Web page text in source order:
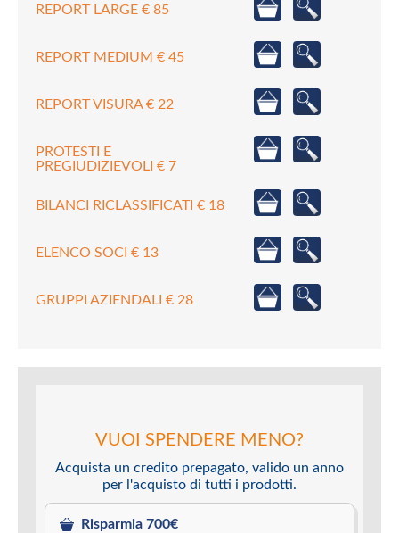
REPORT LARGE € 85
REPORT MEDIUM € 45
REPORT VISURA € 22
PROTESTI E
PREGIUDIZIEVOLI € 7
BILANCI RICLASSIFICATI € 18
ELENCO SOCI € 13
GRUPPI AZIENDALI € 28
VUOI SPENDERE MENO?
Acquista un credito prepagato, valido un anno
per l'acquisto di tutti i prodotti.
Risparmia 700€